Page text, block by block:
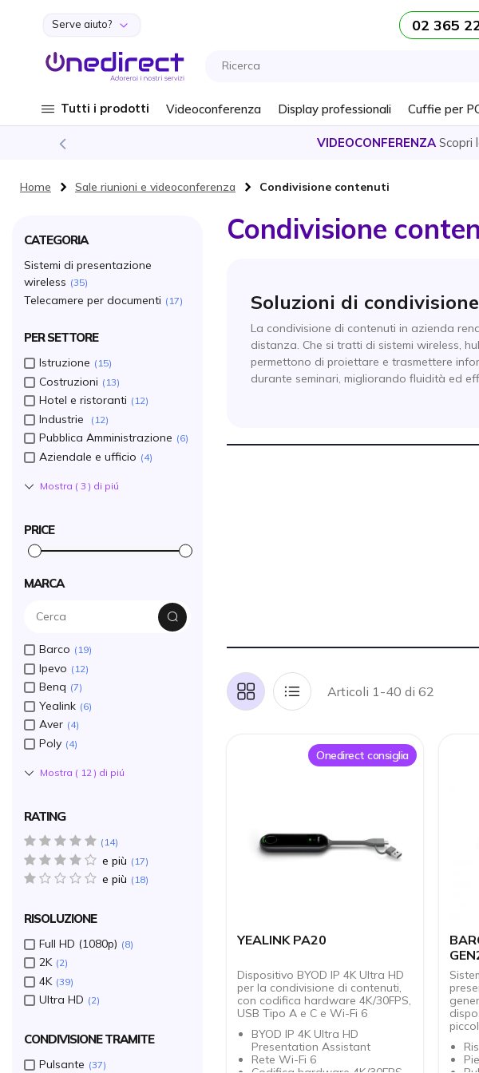
Salta al contenuto
Serve aiuto? 02 365
Tutti i prodotti Videoconferenza Display professionali Cuffie per
VIDEOCONFERENZA Scopri
Home Sale riunioni e videoconferenza Condivisione contenuti
Condivisione
Soluzioni di
La condivisione di contenuti in azienda
distanza. Che si tratti di sistemi wireless,
permettono di proiettare e trasmettere
durante seminari, migliorando fluidità ed
Griglia Lista Articoli 1-40 di 62
Onedirect consiglia
YEALINK PA20
Dispositivo BYOD IP 4K Ultra HD
per la condivisione di contenuti,
con codifica hardware 4K/30FPS,
USB Tipo A e C e Wi-Fi 6
BYOD IP 4K Ultra HD
Presentation Assistant
Rete Wi-Fi 6
CATEGORIA
Sistemi di presentazione
wireless
35
Telecamere per documenti 17
PER SETTORE
Istruzione 15
Costruzioni 13
Hotel e ristoranti 12
Industrie 12
Pubblica Amministrazione 6
Aziendale e ufficio 4
Mostra ( 3 ) di piú
PRICE
MARCA
Barco 19
Ipevo 12
Benq 7
Yealink 6
Aver 4
Poly 4
Mostra ( 12 ) di piú
RATING
5 star(s)
14
e più 4 star(s)
17
e più 1 star(s)
18
RISOLUZIONE
Full HD (1080p) 8
2K 2
4K 39
Ultra HD 2
CONDIVISIONE TRAMITE
Pulsante 37